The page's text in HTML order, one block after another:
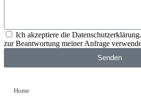
Ich akzeptiere die
zur Beantwortung meiner Anfrage
Senden
Home